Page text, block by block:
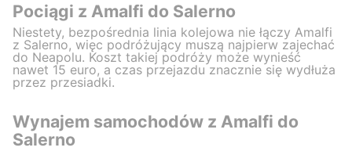
Pociągi z Amalfi do Salerno
Niestety, bezpośrednia linia kolejowa nie łączy Amalfi
z Salerno, więc podróżujący muszą najpierw zajechać
do Neapolu. Koszt takiej podróży może wynieść
nawet 15 euro, a czas przejazdu znacznie się wydłuża
przez przesiadki.
Wynajem samochodów z Amalfi do
Salerno